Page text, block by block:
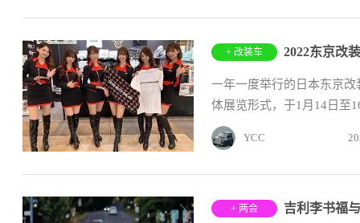
+ 改装车
一年一度举行的日本东京
体展览形式，于1月14日至
YCC
+ 两会